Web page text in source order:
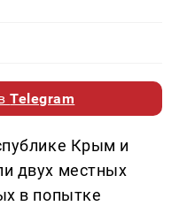
Telegram
Крым и
двух местных
в попытке